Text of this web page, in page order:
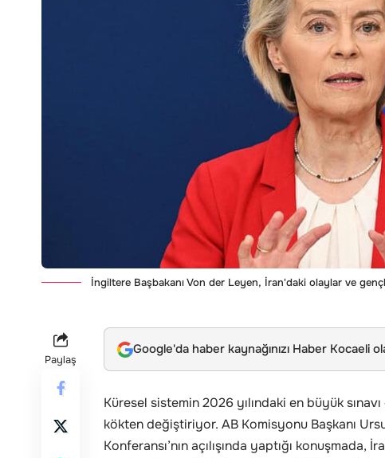
İngiltere Başbakanı Von der Leyen, İran'daki olaylar ve
Paylaş
Google'da haber kaynağınızı Haber Kocaeli
Küresel sistemin 2026 yılındaki en büyük
kökten değiştiriyor. AB Komisyonu Başkanı
Konferansı’nın açılışında yaptığı